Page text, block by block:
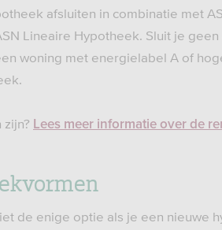
afsluiten in combinatie met
Lineaire Hypotheek. Sluit je
woning met energielabel A of
Lees meer informatie over de
de enige optie als je een nieuwe